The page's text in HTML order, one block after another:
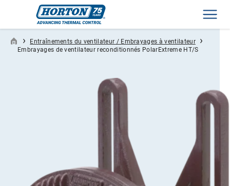
› Entraînements du ventilateur / Embrayages à ventilateur ›
Embrayages de ventilateur reconditionnés PolarExtreme HT/S